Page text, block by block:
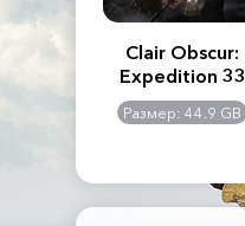
Creed
Clair Obscur:
Expedition 33
Размер: 44.9 GB